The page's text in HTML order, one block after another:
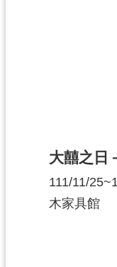
大囍之日
111/11/
木家具館